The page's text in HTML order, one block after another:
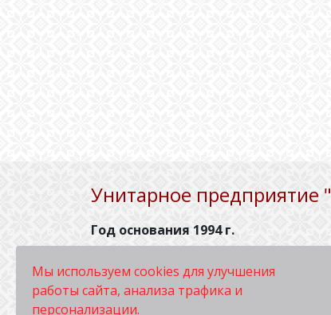
Унитарное предприятие "
Год основания 1994 г.
г. Минск, ул. Петруся Бровки, 28, офис 1
Мы используем cookies для улучшения
работы сайта, анализа трафика и
персонализации.